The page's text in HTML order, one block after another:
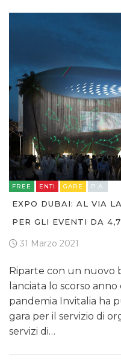
FREE ENTI GARE P.A.
EXPO DUBAI: AL VIA
PER GLI EVENTI DA
31 Marzo 2021
Riparte con un nuovo
lanciata lo scorso
pandemia Invitalia ha
gara per il servizio di
servizi di…